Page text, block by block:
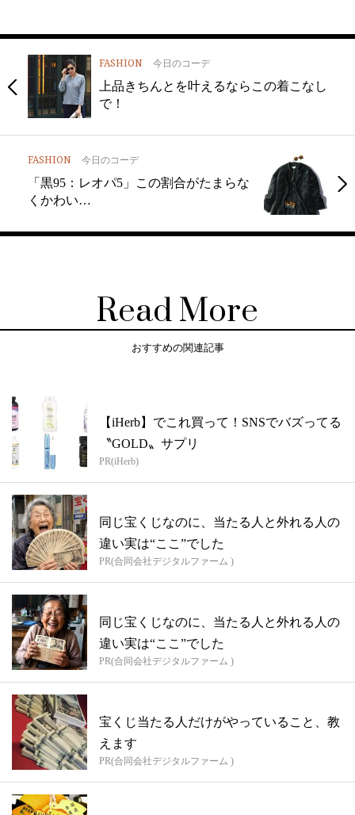
FASHION 今日のコーデ
上品きちんとを叶えるならこの着こなし
で！
FASHION 今日のコーデ
「黒95：レオパ5」この割合がたまらな
くかわい…
Read More
おすすめの関連記事
【iHerb】でこれ買って！SNSでバズってる
〝GOLD〟サプリ
PR(iHerb)
同じ宝くじなのに、当たる人と外れる人の
違い実は“ここ”でした
PR(合同会社デジタルファーム )
同じ宝くじなのに、当たる人と外れる人の
違い実は“ここ”でした
PR(合同会社デジタルファーム )
宝くじ当たる人だけがやっていること、教
えます
PR(合同会社デジタルファーム )